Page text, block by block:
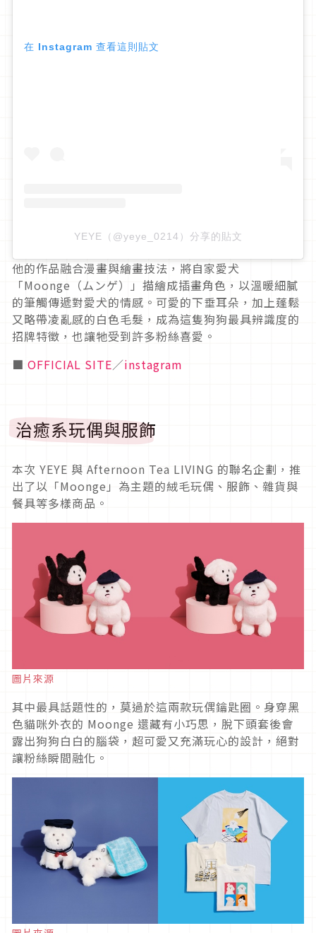
在 Instagram 查看這則貼文
YEYE（@yeye_0214）分享的貼文
他的作品融合漫畫與繪畫技法，將自家愛犬
「Moonge（ムンゲ）」描繪成插畫角色，以溫暖細膩
的筆觸傳遞對愛犬的情感。可愛的下垂耳朵，加上蓬鬆
又略帶凌亂感的白色毛髮，成為這隻狗狗最具辨識度的
招牌特徵，也讓牠受到許多粉絲喜愛。
■ OFFICIAL SITE／instagram
治癒系玩偶與服飾
本次 YEYE 與 Afternoon Tea LIVING 的聯名企劃，推
出了以「Moonge」為主題的絨毛玩偶、服飾、雜貨與
餐具等多樣商品。
圖片來源
其中最具話題性的，莫過於這兩款玩偶鑰匙圈。身穿黑
色貓咪外衣的 Moonge 還藏有小巧思，脫下頭套後會
露出狗狗白白的腦袋，超可愛又充滿玩心的設計，絕對
讓粉絲瞬間融化。